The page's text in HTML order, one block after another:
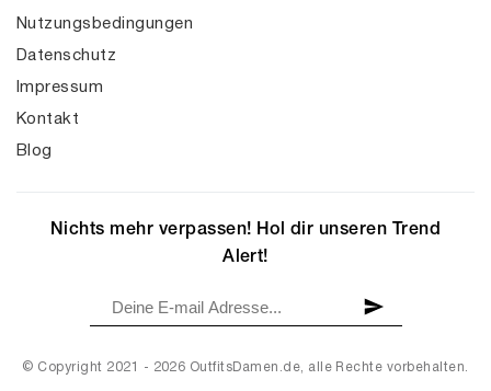
Nutzungsbedingungen
Datenschutz
Impressum
Kontakt
Blog
© Copyright 2021 - 2026 OutfitsDamen.de, alle Rechte vorbehalten.
Nichts mehr verpassen! Hol dir unseren Trend
Alert!